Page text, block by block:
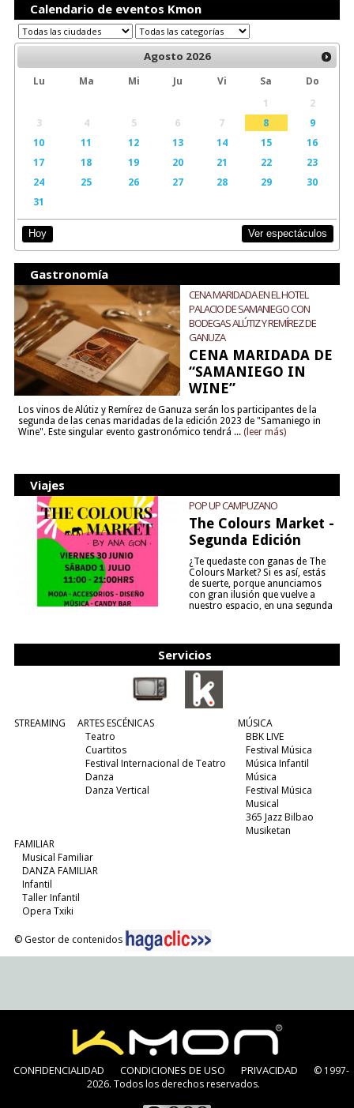
Calendario de eventos Kmon
Agosto 2026
Lu Ma Mi Ju Vi Sa
Do
1
2
3
4 5 6 7 8
9
10
11 12 13 14 15
16
17
18 19 20 21 22
23
24
25 26 27 28 29
30
31
Hoy Ver espectáculos
Gastronomía
CENA MARIDADA EN EL HOTEL
PALACIO DE SAMANIEGO CON
BODEGAS ALÚTIZ Y REMÍREZ DE
GANUZA
CENA MARIDADA DE
“SAMANIEGO IN
WINE”
Los vinos de Alútiz y Remírez de Ganuza serán los participantes de la
segunda de las cenas maridadas de la edición 2023 de "Samaniego in
Wine". Este singular evento gastronómico tendrá ... (leer más)
Viajes
POP UP CAMPUZANO
The Colours Market -
Segunda Edición
¿Te quedaste con ganas de The
Colours Market? Si es así, estás
de suerte, porque anunciamos
con gran ilusión que vuelve a
nuestro espacio, en una segunda
Servicios
STREAMING
ARTES ESCÉNICAS
Teatro
Cuartitos
Festival Internacional de Teatro
Danza
Danza Vertical
MÚSICA
BBK LIVE
Festival Música
Música Infantil
Música
Festival Música
Musical
365 Jazz Bilbao
Musiketan
FAMILIAR
Musical Familiar
DANZA FAMILIAR
Infantil
Taller Infantil
Opera Txiki
© Gestor de contenidos
CONFIDENCIALIDAD CONDICIONES DE USO PRIVACIDAD
© 1997-
2026. Todos los derechos reservados.